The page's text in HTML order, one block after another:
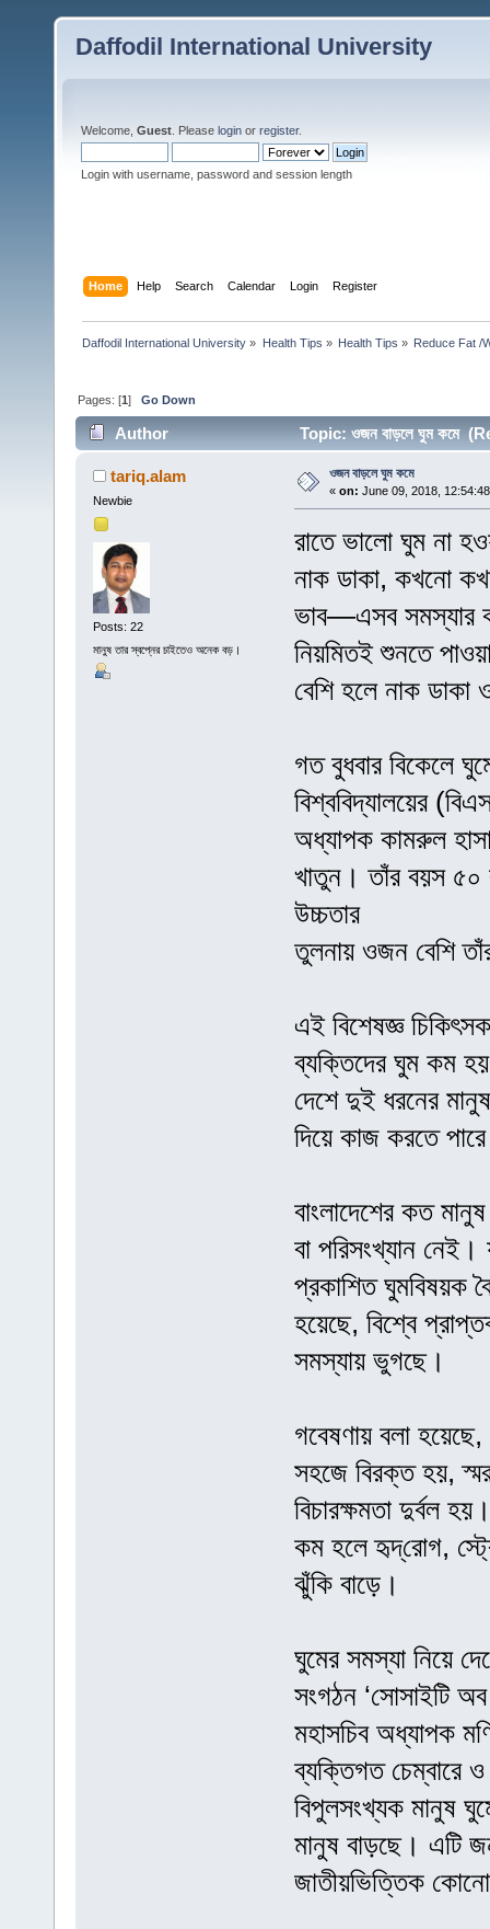
Daffodil International University
Welcome, Guest . Please login or register.
Login with username, password and session length
Home Help Search Calendar Login Register
Daffodil International University » Health Tips » Health Tips » Reduce Fat /
Pages: [1]Go Down
Author Topic: ওজন বাড়লে ঘুম কমে
tariq.alam
Newbie
Posts: 22
মানুষ তার স্বপ্নের চাইতেও অনেক বড়।
ওজন বাড়লে ঘুম কমে
« on: June 09, 2018,
রাতে ভালো ঘুম না
নাক ডাকা, কখনো
ভাব—এসব সমস্যার
নিয়মিতই শুনতে
বেশি হলে নাক
গত বুধবার বিকেলে
বিশ্ববিদ্যালয়ের
অধ্যাপক কামরুল
খাতুন। তাঁর বয়স ৫০
উচ্চতার
তুলনায় ওজন বেশি
এই বিশেষজ্ঞ
ব্যক্তিদের ঘুম কম
দেশে দুই ধরনের
দিয়ে কাজ করতে
বাংলাদেশের কত
বা পরিসংখ্যান
প্রকাশিত ঘুমবিষয়ক
হয়েছে, বিশ্বে
সমস্যায় ভুগছে।
গবেষণায় বলা
সহজে বিরক্ত হয়,
বিচারক্ষমতা দুর্বল
কম হলে হৃদ্‌রোগ,
ঝুঁকি বাড়ে।
ঘুমের সমস্যা নিয়ে
সংগঠন ‘সোসাইটি
মহাসচিব অধ্যাপক
ব্যক্তিগত চেম্বারে
বিপুলসংখ্যক মানুষ
মানুষ বাড়ছে। এটি
জাতীয়ভিত্তিক